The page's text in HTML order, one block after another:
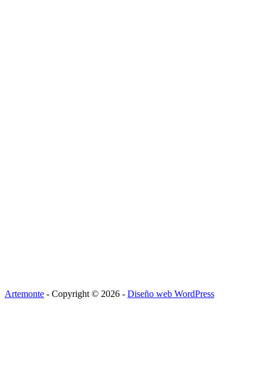
Artemonte - Copyright © 2026 - Diseño web WordPress